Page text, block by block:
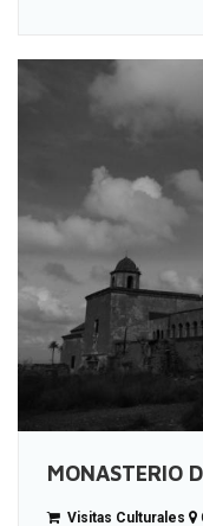
MONASTERIO
Visitas Culturales